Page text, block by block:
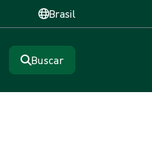
Brasil
Buscar